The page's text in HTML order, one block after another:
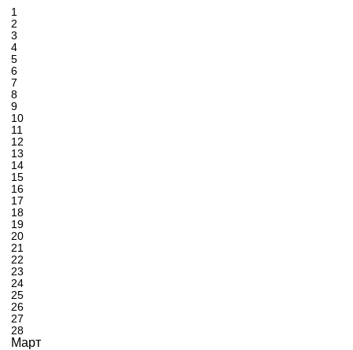
1
2
3
4
5
6
7
8
9
10
11
12
13
14
15
16
17
18
19
20
21
22
23
24
25
26
27
28
Март